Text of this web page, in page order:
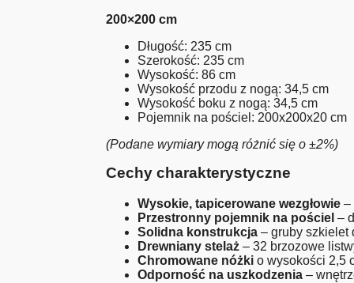
200×200 cm
Długość: 235 cm
Szerokość: 235 cm
Wysokość: 86 cm
Wysokość przodu z nogą: 34,5 cm
Wysokość boku z nogą: 34,5 cm
Pojemnik na pościel: 200x200x20 cm
(Podane wymiary mogą różnić się o ±2%)
Cechy charakterystyczne
Wysokie, tapicerowane wezgłowie –
Przestronny pojemnik na pościel –
Solidna konstrukcja – gruby szkielet
Drewniany stelaż – 32 brzozowe
Chromowane nóżki o wysokości 2,5
Odporność na uszkodzenia –